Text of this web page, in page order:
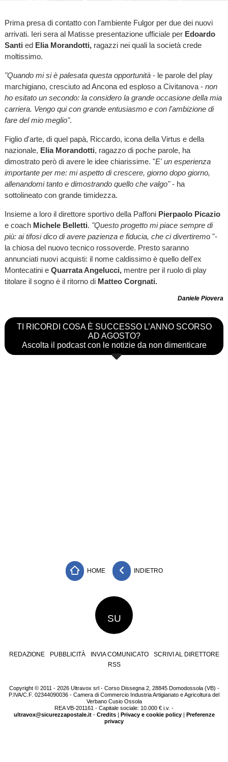
Prima presa di contatto con l'ambiente Fulgor per due dei nuovi
arrivati. Ieri sera al Matisse presentazione ufficiale per Edoardo
Santi ed Elia Morandotti,ragazzi nei quali la società crede
moltissimo.
"Quando mi si è palesata questa opportunità - le parole del play
marchigiano, cresciuto ad Ancona ed esploso a Civitanova - non
ho esitato un secondo: la considero la grande occasione della mia
carriera. Vengo qui con grande entusiasmo e con l'ambizione di
fare del mio meglio".
Figlio d'arte, di quel papà, Riccardo, icona della Virtus e della
nazionale, Elia Morandotti, ragazzo di poche parole, ha
dimostrato però di avere le idee chiarissime. "E' un esperienza
importante per me: mi aspetto di crescere, giorno dopo giorno,
allenandomi tanto e dimostrando quello che valgo"- ha
sottolineato con grande timidezza.
Insieme a loro il direttore sportivo della Paffoni Pierpaolo Picazio
e coach Michele Belletti. "Questo progetto mi piace sempre di
più: ai tifosi dico di avere pazienza e fiducia, che ci divertiremo "-
la chiosa del nuovo tecnico rossoverde. Presto saranno
annunciati nuovi acquisti: il nome caldissimo è quello dell'ex
Montecatini e Quarrata Angelucci,mentre per il ruolo di play
titolare il sogno è il ritorno diMatteo Corgnati.
Daniele Piovera
TI RICORDI COSA È SUCCESSO L’ANNO SCORSO
AD AGOSTO?
Ascolta il podcast con le notizie da non dimenticare
HOME INDIETRO
SU
REDAZIONE PUBBLICITÀ INVIA COMUNICATO
SCRIVI AL DIRETTORE
RSS
Copyright © 2011 - 2026 Ultravox srl - Corso Dissegna 2, 28845 Domodossola (VB) -
P.IVA/C.F. 02344090036 - Camera di Commercio Industria Artigianato e Agricoltura del
Verbano Cusio Ossola
REA VB-201161 - Capitale sociale: 10.000 € i.v. -
ultravox@sicurezzapostale.it- Credits| Privacy e cookie policy| Preferenze
privacy